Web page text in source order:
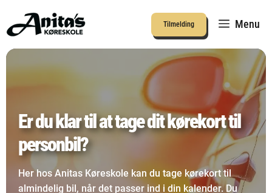
indhold
Menu
Tilmelding
Er du klar til at tage dit kørekort til
personbil?
Her hos Anitas Køreskole kan du tage kørekort til
almindelig bil, når det passer ind i din kalender. Du